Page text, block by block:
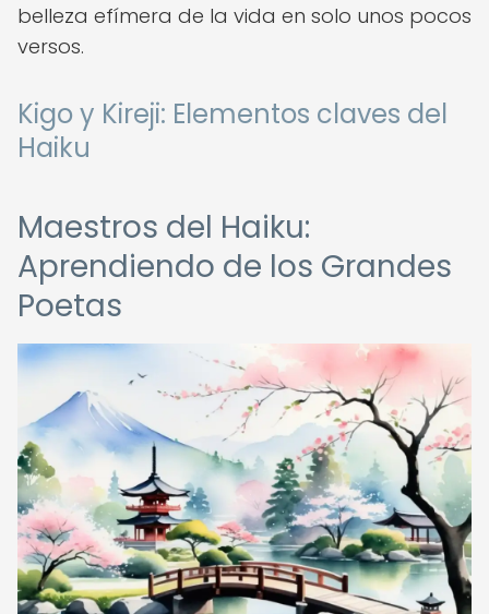
belleza efímera de la vida en solo unos pocos
versos.
Kigo y Kireji: Elementos claves del
Haiku
Maestros del Haiku:
Aprendiendo de los Grandes
Poetas